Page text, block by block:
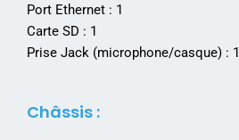
Port Ethernet : 1
Carte SD : 1
Prise Jack (microphone/casque) : 1
Châssis :